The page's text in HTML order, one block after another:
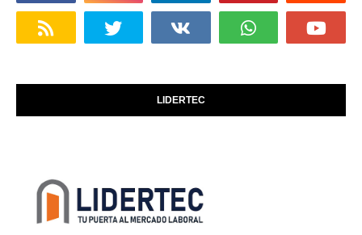
LIDERTEC